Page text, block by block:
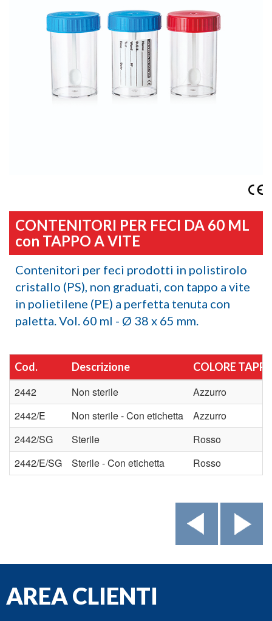
CONTENITORI PER FECI DA 60 ML
con TAPPO A VITE
Contenitori per feci prodotti in polistirolo
cristallo (PS), non graduati, con tappo a vite
in polietilene (PE) a perfetta tenuta con
paletta. Vol. 60 ml - Ø 38 x 65 mm.
Cod. Descrizione COLORE
2442 Non sterile
Azzurro
2442/E
Non sterile - Con etichetta
Azzurro
2442/SG
Sterile
Rosso
2442/E/SG
Sterile - Con etichetta Rosso
AREA CLIENTI